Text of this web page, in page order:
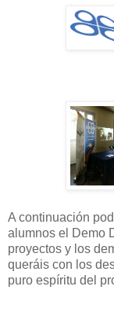
A continuación
alumnos el Demo
proyectos y los
queráis con los
puro espíritu del